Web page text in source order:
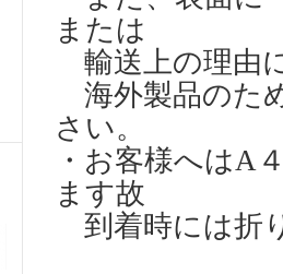
または
輸送上の理由
海外製品のた
さい。
・お客様へはA
ます故
到着時には折